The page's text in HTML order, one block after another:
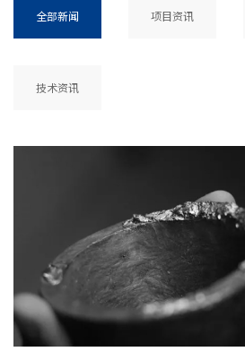
全部新闻 项目资讯
技术资讯